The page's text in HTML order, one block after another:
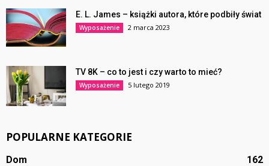
E. L. James – książki autora, które podbiły świat
Wyposażenie 2 marca 2023
TV 8K – co to jest i czy warto to mieć?
Wyposażenie 5 lutego 2019
POPULARNE KATEGORIE
Dom
162